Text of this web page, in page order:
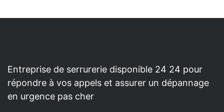
Entreprise de serrurerie disponible 24 24 pour
répondre à vos appels et assurer un dépannage
en urgence pas cher